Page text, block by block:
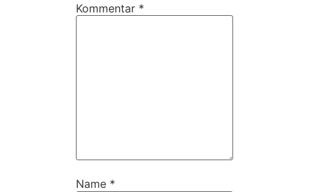
Kommentar *
Name *